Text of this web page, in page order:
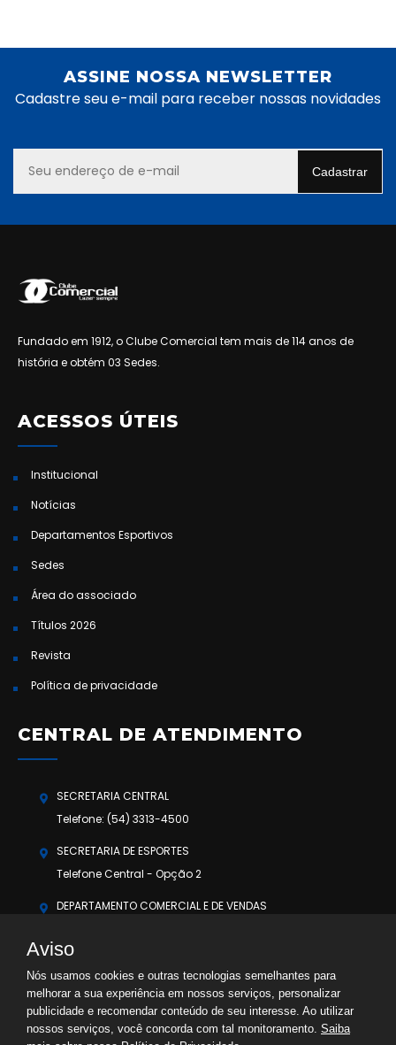
ASSINE NOSSA NEWSLETTER
Cadastre seu e-mail para receber nossas novidades
Fundado em 1912, o Clube Comercial tem mais de 114 anos de
história e obtém 03 Sedes.
ACESSOS ÚTEIS
Institucional
Notícias
Departamentos Esportivos
Sedes
Área do associado
Títulos 2026
Revista
Política de privacidade
CENTRAL DE ATENDIMENTO
SECRETARIA CENTRAL
Telefone: (54) 3313-4500
SECRETARIA DE ESPORTES
Telefone Central - Opção 2
DEPARTAMENTO COMERCIAL E DE VENDAS
OUVIDORIA
Telefone Central - Opção 5
WhatsApp: (54) 3313-4500
Aviso
Nós usamos cookies e outras tecnologias semelhantes para
melhorar a sua experiência em nossos serviços, personalizar
publicidade e recomendar conteúdo de seu interesse. Ao utilizar
nossos serviços, você concorda com tal monitoramento. Saiba